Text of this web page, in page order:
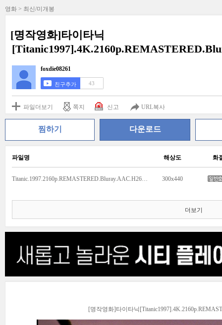
영화 > 최신/미개봉
[명작영화]타이타닉
foxdie08261
친구추가 43
파일더보기 쪽지 신고 URL복사
찜하기 다운로드
파일명 해상도 화
Titanic.1997.2160p.REMASTERED.Bluray.AAC.H265-Maxi.mkv 300x440
더보기
[명작영화]타이타닉